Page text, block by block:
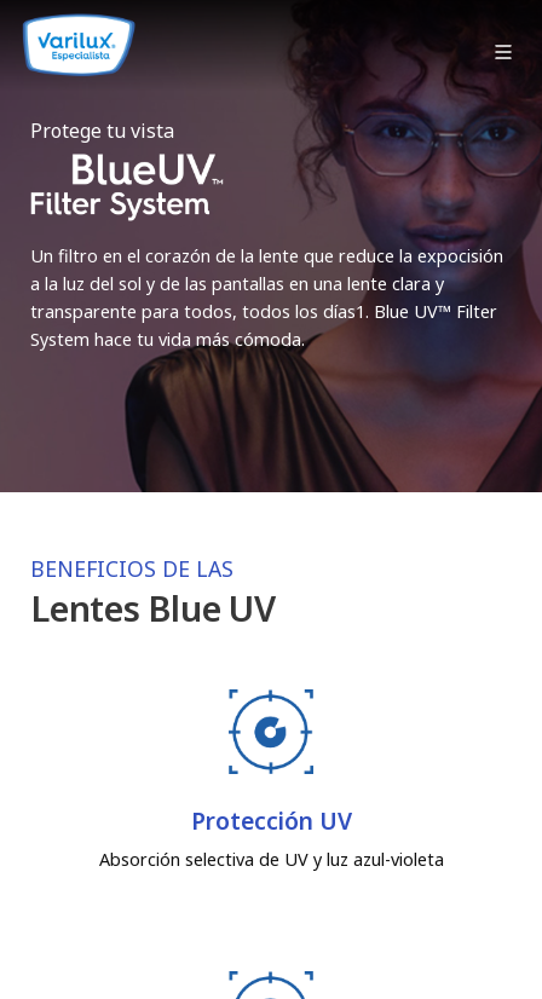
Protege tu vista
Un filtro en el corazón de la lente que reduce la expocisión
a la luz del sol y de las pantallas en una lente clara y
transparente para todos, todos los días1. Blue UV™ Filter
System hace tu vida más cómoda.
BENEFICIOS DE LAS
Lentes Blue UV
Protección UV
Absorción selectiva de UV y luz azul-violeta